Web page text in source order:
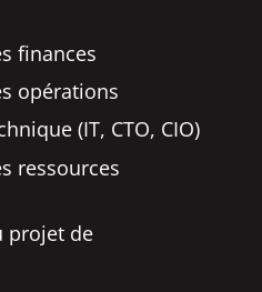
finances
opérations
(IT, CTO, CIO)
ressources
projet de